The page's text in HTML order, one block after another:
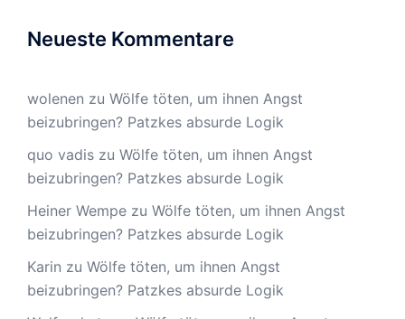
Neueste Kommentare
wolenen zu Wölfe töten, um ihnen Angst
beizubringen? Patzkes absurde Logik
quo vadis zu Wölfe töten, um ihnen Angst
beizubringen? Patzkes absurde Logik
Heiner Wempe zu Wölfe töten, um ihnen Angst
beizubringen? Patzkes absurde Logik
Karin zu Wölfe töten, um ihnen Angst
beizubringen? Patzkes absurde Logik